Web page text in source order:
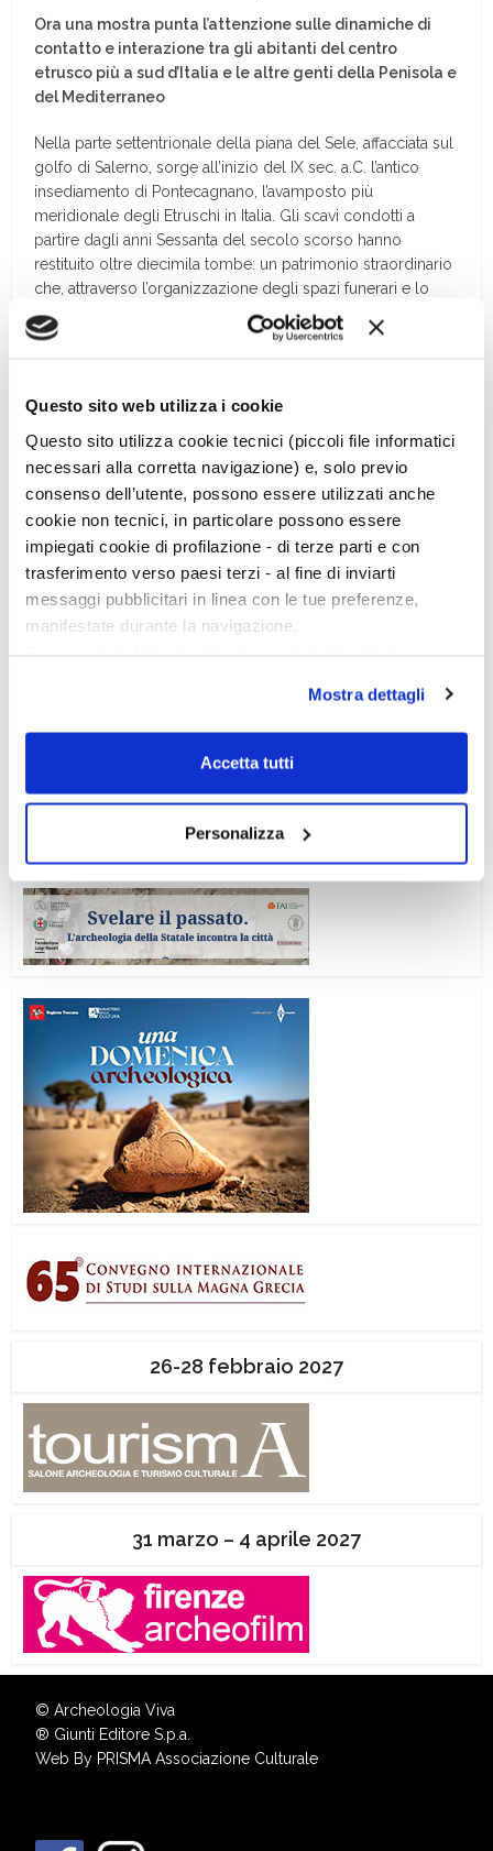
Questo sito web utilizza i cookie
Questo sito utilizza cookie tecnici (piccoli file informatici
necessari alla corretta navigazione) e, solo previo
consenso dell’utente, possono essere utilizzati anche
cookie non tecnici, in particolare possono essere
impiegati cookie di profilazione - di terze parti e con
trasferimento verso paesi terzi - al fine di inviarti
messaggi pubblicitari in linea con le tue preferenze,
manifestate durante la navigazione.
scelte privacy sui cookie, ti invitiamo a prendere visione
dell’informativa cookie.
Chiudendo il banner tramite la “X” prosegui la
dei soli cookie tecnici. Selezionando “Accetta tutti” presti
il tuo consenso alla profilazione che potrai revocare in
ogni momentoRevoca
Mostra dettagli
Accetta tutti
Personalizza
Ora una mostra punta l’attenzione sulle dinamiche di
contatto e interazione tra gli abitanti del centro
etrusco più a sud d’Italia e le altre genti della Penisola e
del Mediterraneo
Nella parte settentrionale della piana del Sele, affacciata sul
golfo di Salerno, sorge all’inizio del IX sec. a.C. l’antico
insediamento di Pontecagnano, l’avamposto più
meridionale degli Etruschi in Italia. Gli scavi condotti a
partire dagli anni Sessanta del secolo scorso hanno
restituito oltre diecimila tombe: un patrimonio straordinario
che, attraverso l’organizzazione degli spazi funerari e lo
studio dei corredi, consente di ricostruire la lunga storia
dell’insediamento dalla fondazione fino alla conquista
Continua a leggere sulla rivista
26-28 febbraio 2027
31 marzo – 4 aprile 2027
© Archeologia Viva
® Giunti Editore S.p.a.
Web By PRISMA Associazione Culturale